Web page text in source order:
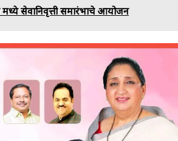
मध्ये सेवानिवृत्ती समारंभाचे आयोजन